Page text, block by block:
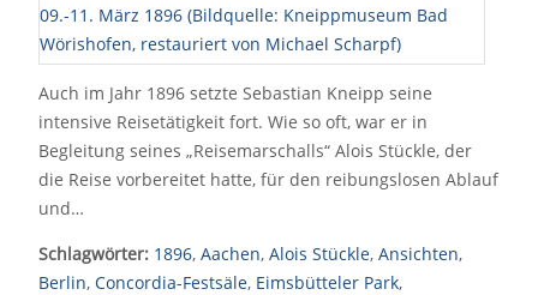
Auch im Jahr 1896 setzte Sebastian Kneipp seine
intensive Reisetätigkeit fort. Wie so oft, war er in
Begleitung seines „Reisemarschalls“ Alois Stückle, der
die Reise vorbereitet hatte, für den reibungslosen Ablauf
und…
Schlagwörter: 1896, Aachen, Alois Stückle, Ansichten,
Berlin, Concordia-Festsäle, Eimsbütteler Park,